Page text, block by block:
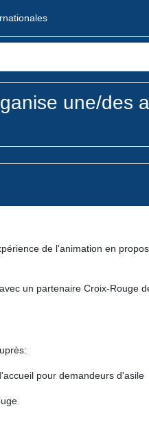
une/des
de l'animation en
un partenaire Croix-Rouge
pour demandeurs d'asile